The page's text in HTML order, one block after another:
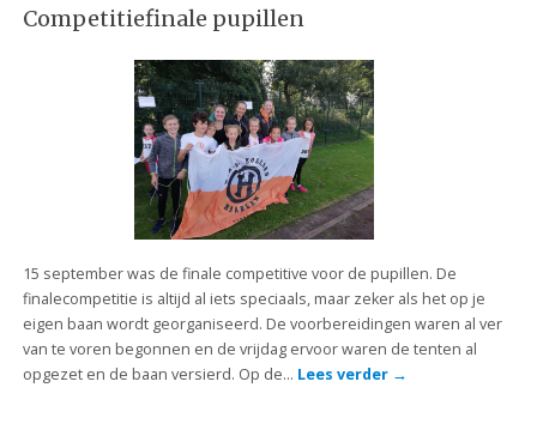
Competitiefinale pupillen
15 september was de finale competitive voor de pupillen. De
finalecompetitie is altijd al iets speciaals, maar zeker als het op je
eigen baan wordt georganiseerd. De voorbereidingen waren al ver
van te voren begonnen en de vrijdag ervoor waren de tenten al
opgezet en de baan versierd. Op de… Lees verder →